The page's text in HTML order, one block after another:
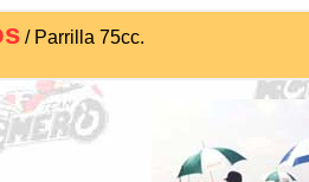
/ Parrilla 75cc.